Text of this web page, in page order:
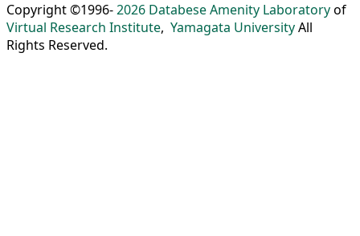
Copyright ©1996-2026 Databese Amenity Laboratoryof
Virtual Research Institute, Yamagata UniversityAll
Rights Reserved.